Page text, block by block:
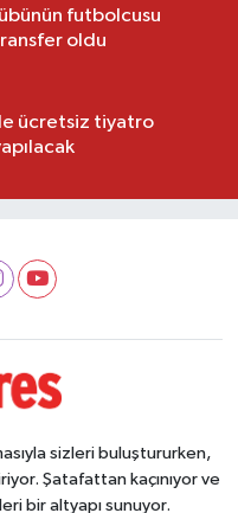
futbolcusu
oldu
ücretsiz tiyatro
sizleri buluştururken,
Şatafattan kaçınıyor ve
bir altyapı sunuyor.